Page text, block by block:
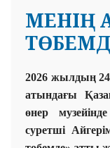
МЕНІҢ
2026 жылдың 24
атындағы
өнер
суретші